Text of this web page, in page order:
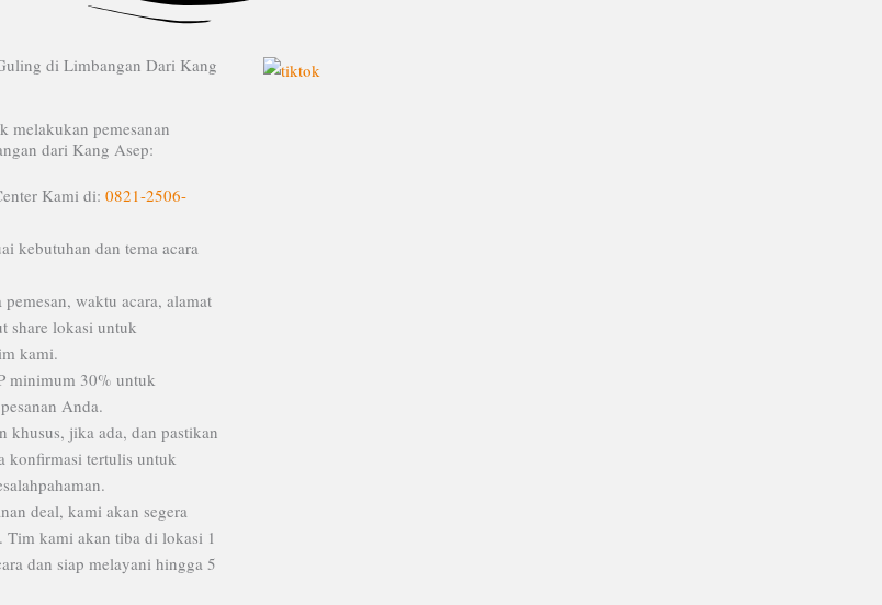
di Limbangan Dari Kang
melakukan pemesanan
dari Kang Asep:
Kami di: 0821-2506-
kebutuhan dan tema acara
waktu acara, alamat
share lokasi untuk
kami.
minimum 30% untuk
Anda.
khusus, jika ada, dan pastikan
konfirmasi tertulis untuk
deal, kami akan segera
Tim kami akan tiba di lokasi 1
dan siap melayani hingga 5